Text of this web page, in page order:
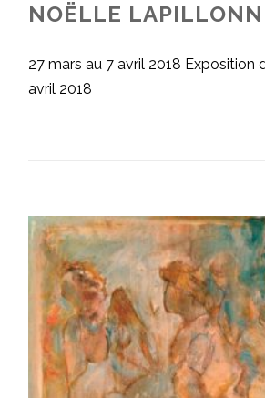
NOËLLE
27 mars au 7 avril 2018 Exposition
avril 2018